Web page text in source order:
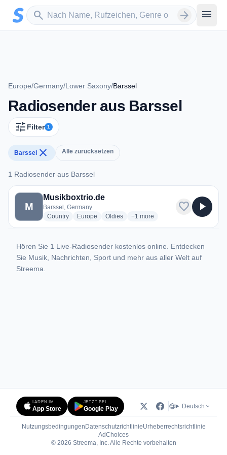
Zum Hauptinhalt springen
search
Sender suchen arrow_forward menu
Europe/Germany/Lower Saxony/Barssel
Radiosender aus Barssel
tune Filter 1
Barssel close Alle zurücksetzen
1 Radiosender aus Barssel
1 Radiosender aus Barssel
M
Musikboxtrio.de
Barssel, Germany
Countryradio stations
Europe radio stations
Oldiesradio stations
+1 more genres for Musikboxtrio.de
more
favorite play_arrow
Hören Sie 1 Live-Radiosender kostenlos online. Entdecken
Sie Musik, Nachrichten, Sport und mehr aus aller Welt auf
Streema.
LADEN IM
App Store
JETZT BEI
Google Play Deutsch
Nutzungsbedingungen DatenschutzrichtlinieUrheberrechtsrichtlinie
AdChoices(öffnet in neuem Tab)
© 2026 Streema, Inc. Alle Rechte vorbehalten